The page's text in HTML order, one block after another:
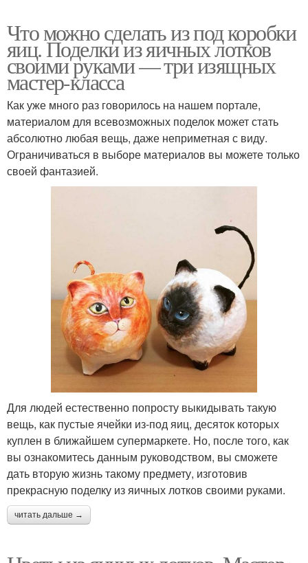
Что можно сделать из под коробки
яиц. Поделки из яичных лотков
своими руками — три изящных
мастер-класса
Как уже много раз говорилось на нашем портале,
материалом для всевозможных поделок может стать
абсолютно любая вещь, даже неприметная с виду.
Ограничиваться в выборе материалов вы можете только
своей фантазией.
Для людей естественно попросту выкидывать такую
вещь, как пустые ячейки из-под яиц, десяток которых
куплен в ближайшем супермаркете. Но, после того, как
вы ознакомитесь данным руководством, вы сможете
дать вторую жизнь такому предмету, изготовив
прекрасную поделку из яичных лотков своими руками.
читать дальше →